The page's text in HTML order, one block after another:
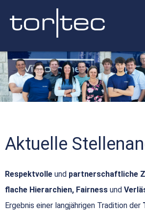
Aktuelle
Respektvolle und partnerschaftliche
flache Hierarchien, Fairness und
Ergebnis einer langjährigen Tradition der